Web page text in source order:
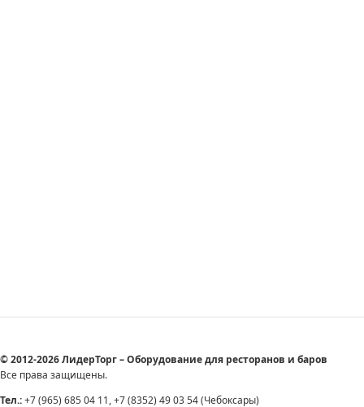
© 2012-2026 ЛидерТорг – Оборудование для ресторанов и баров
Все права защищены.
Тел.:+7 (965) 685 04 11, +7 (8352) 49 03 54 (Чебоксары)